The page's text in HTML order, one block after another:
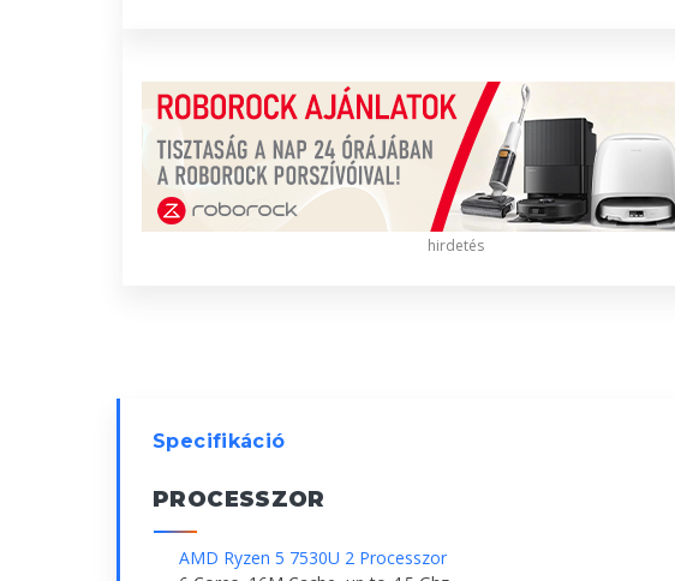
hirdetés
Specifikáció
PROCESSZOR
AMD Ryzen 5 7530U 2 Processzor